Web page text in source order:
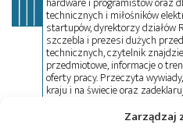
Zarządzaj
technicznych i miłośników
startupów, dyrektorzy działów
szczebla i prezesi dużych
technicznych, czytelnik
przedmiotowe, informacje o
oferty pracy. Przeczyta
kraju i na świecie oraz
szkoleniach i konferencjach.
patrona medialnego imprez
i seminariów. Zapraszamy do